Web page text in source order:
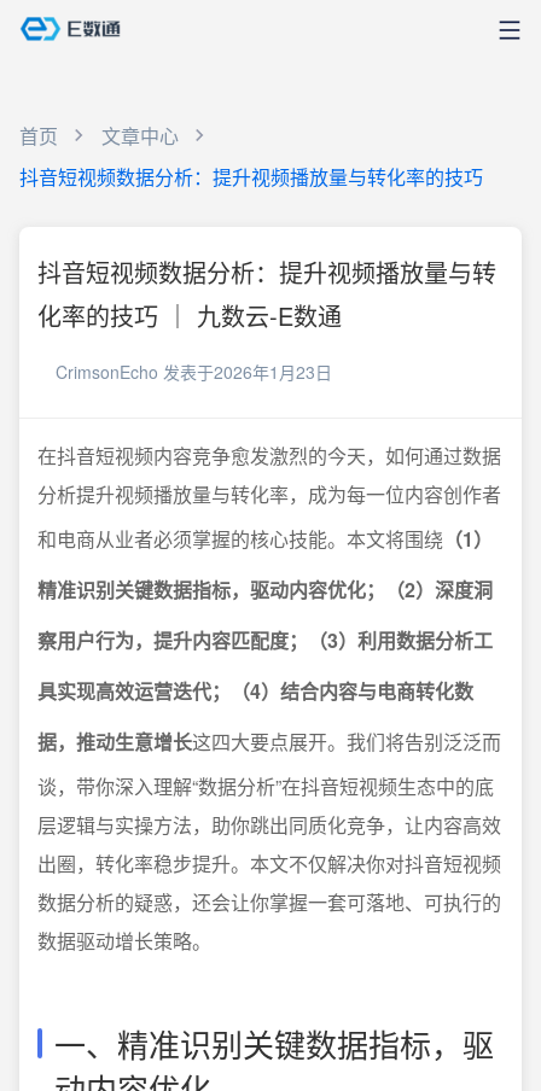
首页
文章中心
抖音短视频数据分析：提升视频播放量与转化率的技巧
抖音短视频数据分析：提升视频播放量与转
化率的技巧 ｜ 九数云-E数通
CrimsonEcho 发表于2026年1月23日
在抖音短视频内容竞争愈发激烈的今天，如何通过数据
分析提升视频播放量与转化率，成为每一位内容创作者
和电商从业者必须掌握的核心技能。本文将围绕 （1）
精准识别关键数据指标，驱动内容优化；（2）深度洞
察用户行为，提升内容匹配度；（3）利用数据分析工
具实现高效运营迭代；（4）结合内容与电商转化数
据，推动生意增长这四大要点展开。我们将告别泛泛而
谈，带你深入理解“数据分析”在抖音短视频生态中的底
层逻辑与实操方法，助你跳出同质化竞争，让内容高效
出圈，转化率稳步提升。本文不仅解决你对抖音短视频
数据分析的疑惑，还会让你掌握一套可落地、可执行的
数据驱动增长策略。
一、精准识别关键数据指标，驱